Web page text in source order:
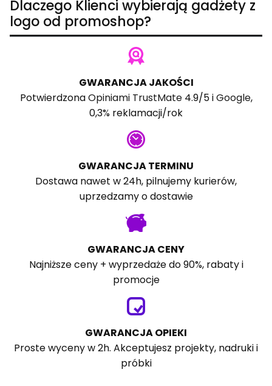
Dlaczego Klienci wybierają gadżety z
logo od promoshop?
GWARANCJA JAKOŚCI
PotwierdzonaOpiniami TrustMate4.9/5 iGoogle,
0,3% reklamacji/rok
GWARANCJA TERMINU
Dostawa nawet w 24h, pilnujemy kurierów,
uprzedzamy o dostawie
GWARANCJA CENY
Najniższe ceny + wyprzedaże do 90%, rabaty i
promocje
GWARANCJA OPIEKI
Proste wyceny w 2h. Akceptujesz projekty, nadruki i
próbki